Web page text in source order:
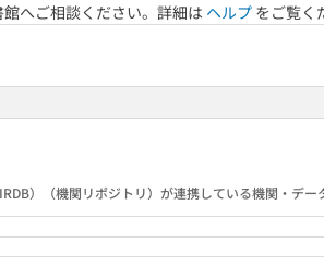
へご相談ください。詳細は ヘルプ をご覧く
）（機関リポジトリ）が連携している機関・デー